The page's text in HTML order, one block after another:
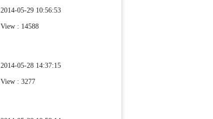
2014-05-29 10:56:53
View : 14588
2014-05-28 14:37:15
View : 3277